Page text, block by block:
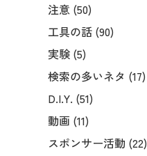
注意 (50)
工具の話 (90)
実験 (5)
検索の多いネタ (17)
D.I.Y. (51)
動画 (11)
スポンサー活動 (22)